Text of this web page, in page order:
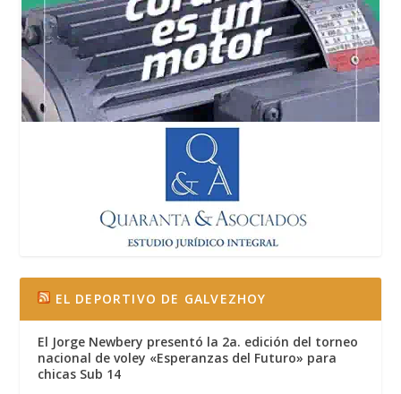
EL DEPORTIVO DE GALVEZHOY
El Jorge Newbery presentó la 2a. edición del torneo
nacional de voley «Esperanzas del Futuro» para
chicas Sub 14